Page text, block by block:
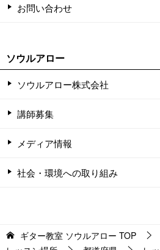
お問い合わせ
ソウルアロー
ソウルアロー株式会社
講師募集
メディア情報
社会・環境への取り組み
ギター教室 ソウルアロー TOP